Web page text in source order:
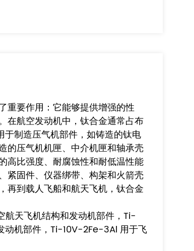
重要作用：它能够提供增强的性
在航空发动机中，钛合金通常占布
于制造压气机部件，如铸造的钛电
的压气机机匣、中介机匣和轴承壳
高比强度、耐腐蚀性和耐低温性能
紧固件、仪器绑带、构架和火箭壳
再到载人飞船和航天飞机，钛合金
天飞机结构和发动机部件，Ti-
机部件，Ti-10V-2Fe-3Al 用于飞